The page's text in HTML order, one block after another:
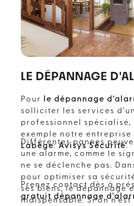
LE DÉPANNAGE
Pour le dépannage
solliciter les services d’un
professionnel spécialisé,
exemple notre entreprise
Labège: Avisys Sécurité.
Différentes pannes
une alarme, comme le
ne se déclenche pas.
pour optimiser sa
ses biens, le dépannage
indispensable. Si on n’est
Prenez contact dès à
gratuit dépannage